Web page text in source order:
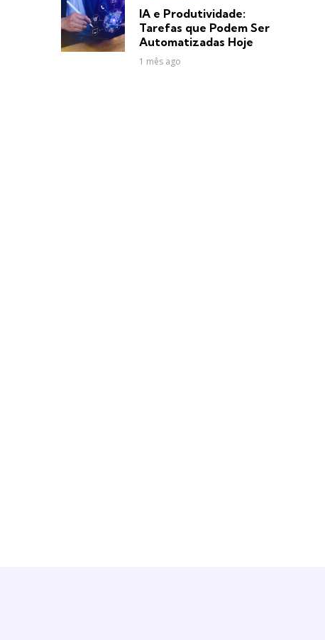
IA e Produtividade:
Tarefas que Podem Ser
Automatizadas Hoje
1 mês ago